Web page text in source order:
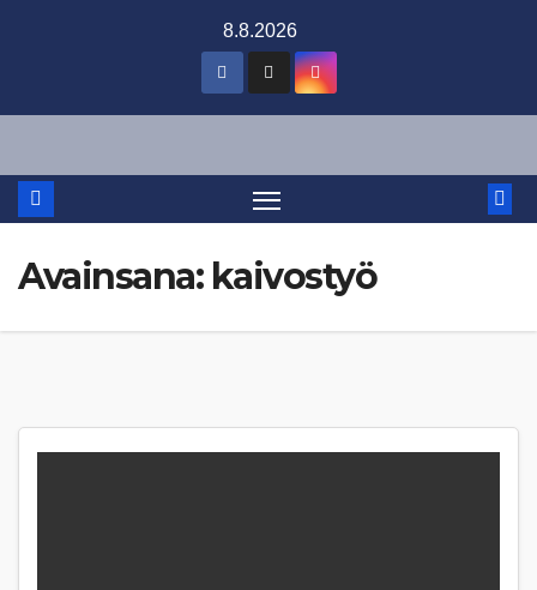
8.8.2026
Avainsana: kaivostyö